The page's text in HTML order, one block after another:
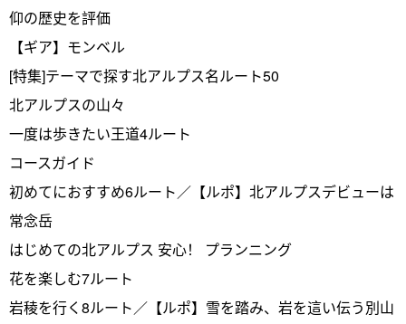
仰の歴史を評価
【ギア】モンベル
[特集]テーマで探す北アルプス名ルート50
北アルプスの山々
一度は歩きたい王道4ルート
コースガイド
初めてにおすすめ6ルート／【ルポ】北アルプスデビューは
常念岳
はじめての北アルプス 安心！ プランニング
花を楽しむ7ルート
岩稜を行く8ルート／【ルポ】雪を踏み、岩を這い伝う別山